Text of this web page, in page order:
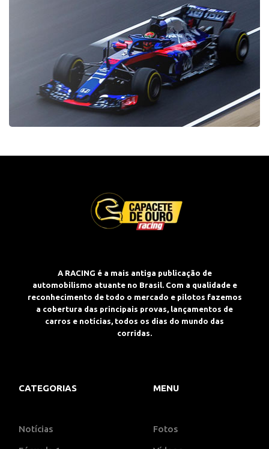
A RACING é a mais antiga publicação de
automobilismo atuante no Brasil. Com a qualidade e
reconhecimento de todo o mercado e pilotos fazemos
a cobertura das principais provas, lançamentos de
carros e notícias, todos os dias do mundo das
corridas.
CATEGORIAS
Notícias
MENU
Fotos